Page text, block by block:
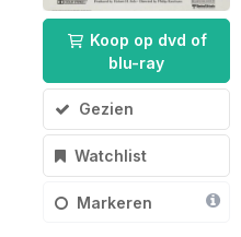
Koop op dvd of
blu-ray
Gezien
Watchlist
Markeren